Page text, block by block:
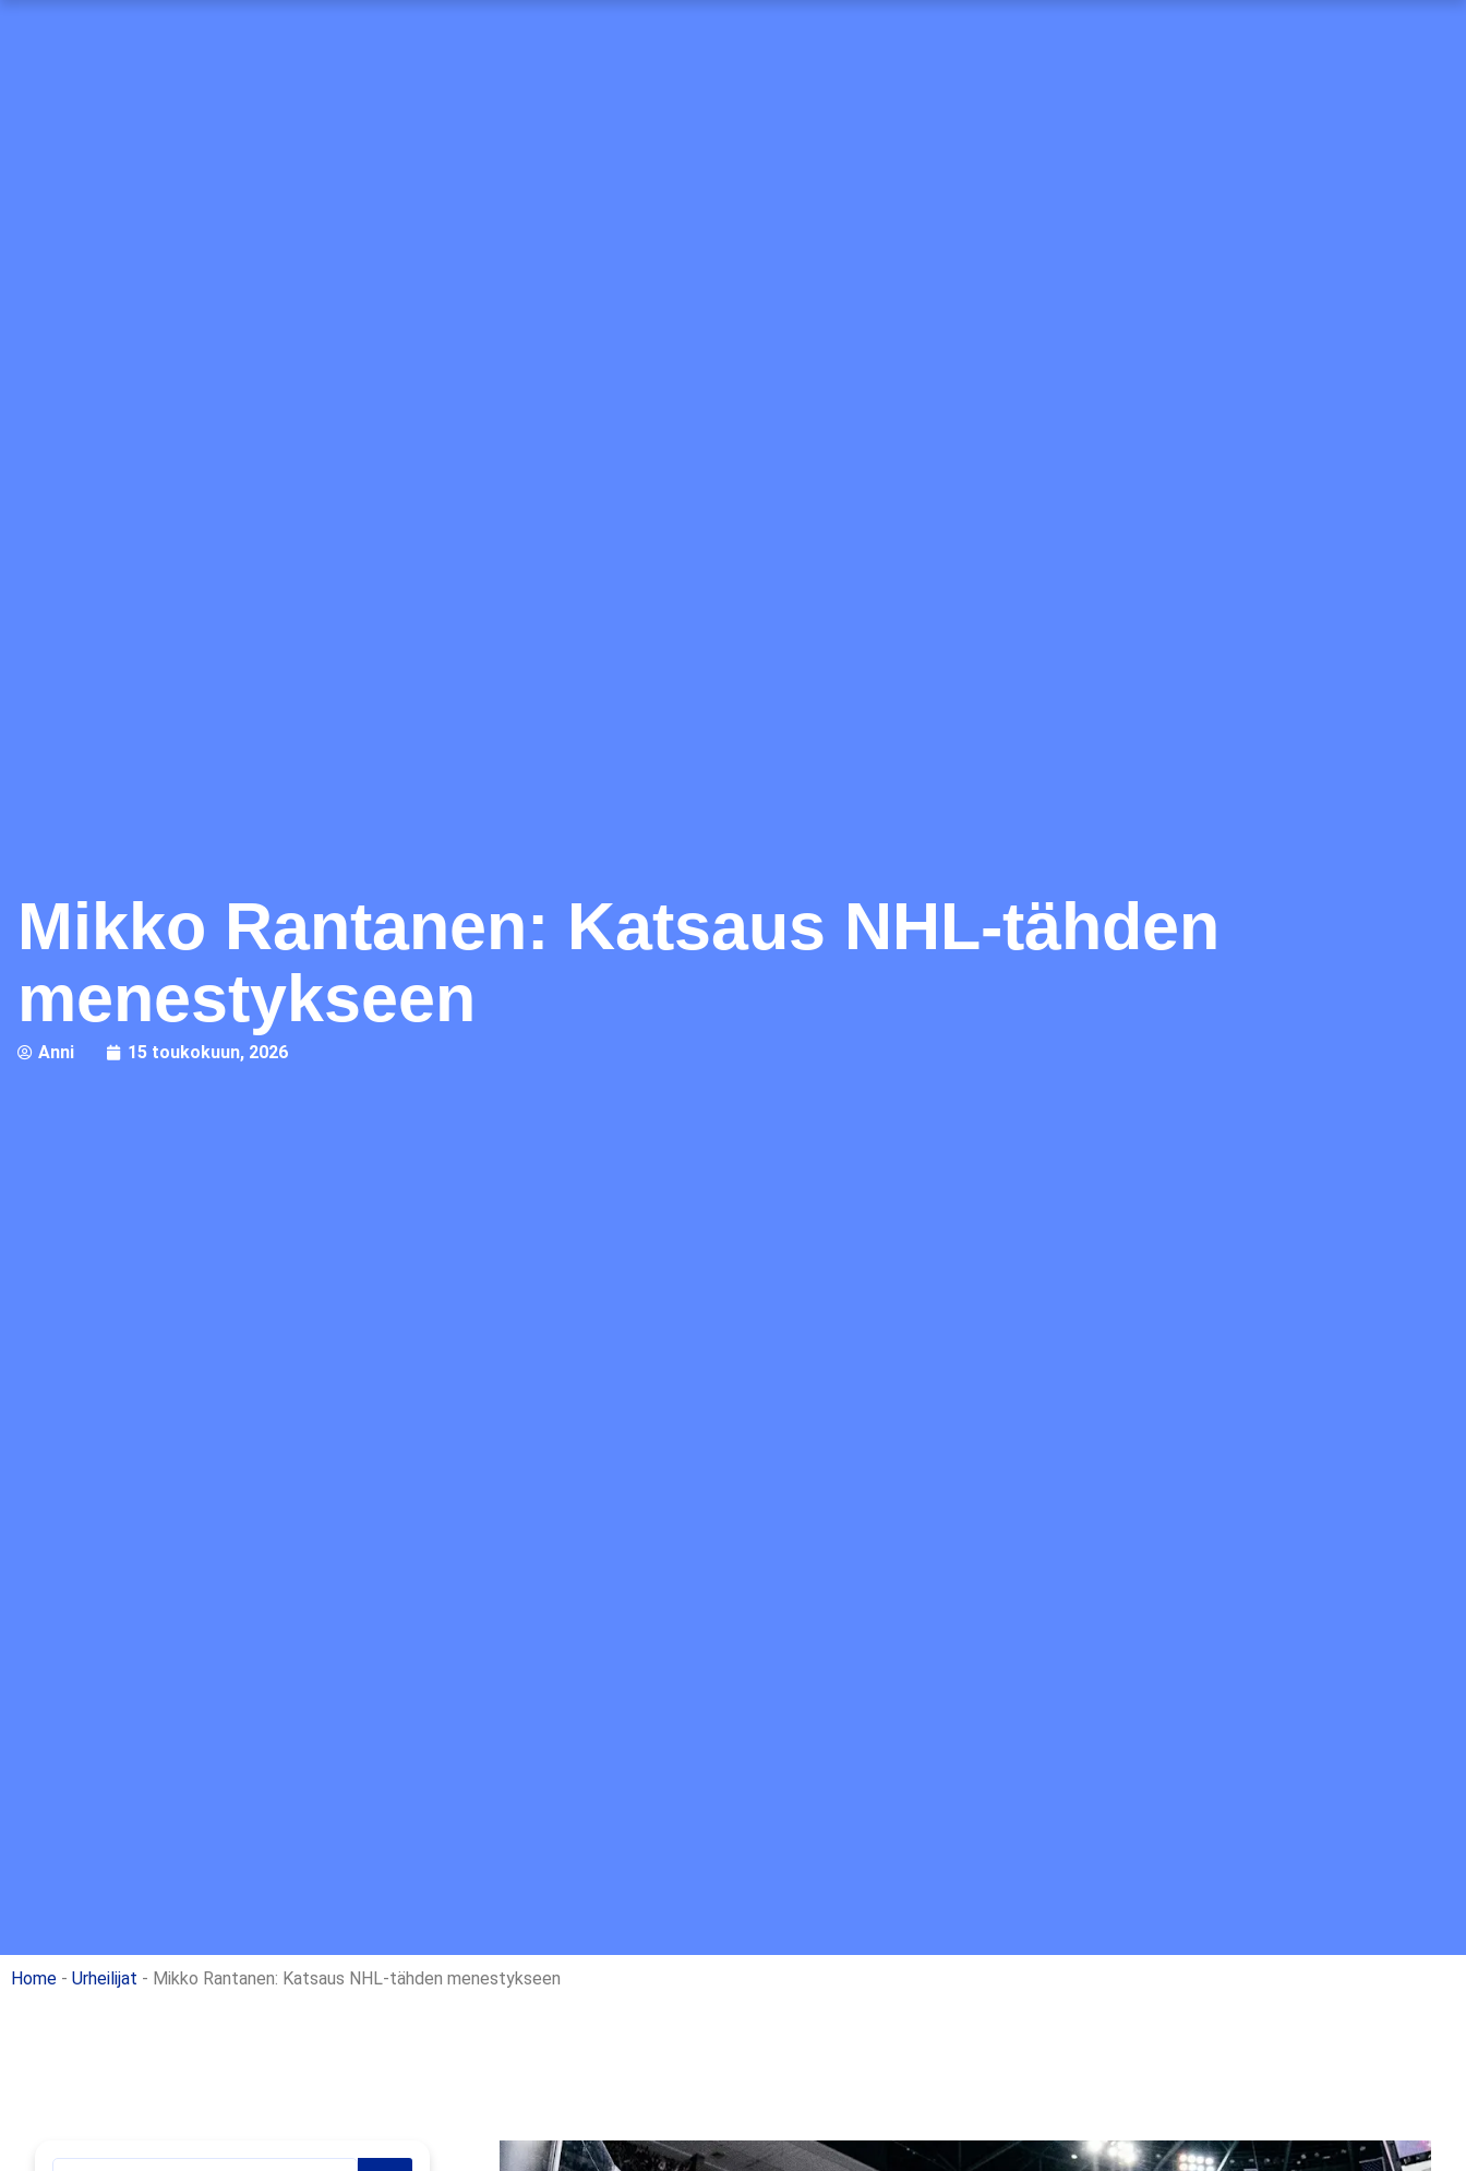
Mikko Rantanen: Katsaus NHL-tähden
menestykseen
Anni 15 toukokuun, 2026
Home - Urheilijat - Mikko Rantanen: Katsaus NHL-tähden menestykseen